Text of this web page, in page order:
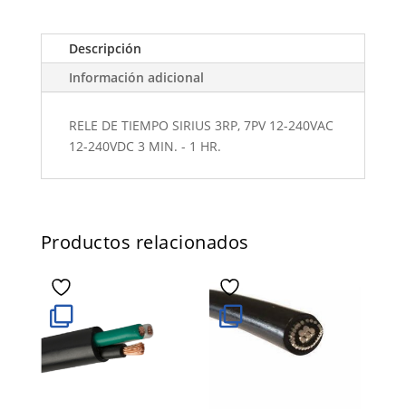
Descripción
Información adicional
RELE DE TIEMPO SIRIUS 3RP, 7PV 12-240VAC
12-240VDC 3 MIN. - 1 HR.
Productos relacionados